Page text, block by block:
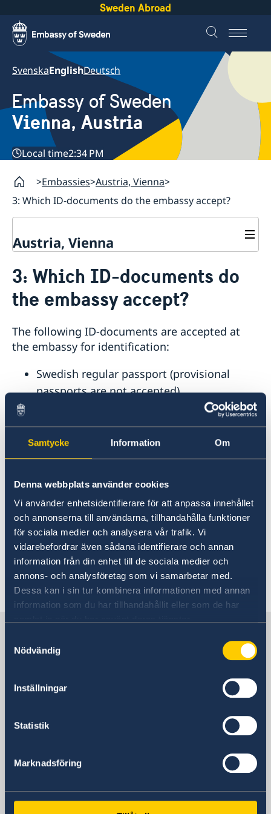
Samtycke Information Om
Denna webbplats använder cookies
Vi använder enhetsidentifierare för att anpassa innehållet
och annonserna till användarna, tillhandahålla funktioner
för sociala medier och analysera vår trafik. Vi
vidarebefordrar även sådana identifierare och annan
information från din enhet till de sociala medier och
annons- och analysföretag som vi samarbetar med.
Dessa kan i sin tur kombinera informationen med annan
information som du har tillhandahållit eller som de har
Nödvändig
Inställningar
Statistik
Marknadsföring
Sweden Abroad
SvenskaEnglishDeutsch
Embassy of Sweden
Vienna, Austria
Local time2:34 PM
Embassies Austria, Vienna
3: Which ID-documents do the embassy accept?
Austria, Vienna
Application for passport and national-ID-card
About us
About the Embassy building "Schwedenhaus"
Vacancies
Data Protection Policy (GDPR)
News & Statements
News
3: Which ID-documents do
the embassy accept?
The following ID-documents are accepted at
the embassy for identification:
Swedish regular passport (provisional
passports are not accepted)
Swedish driving license
Swedish SIS-labeled ID-card
The Swedish Tax Agency's ID-card for
ID-card issued by a Swedish state
authority
Austrian regular passport
Austrian national ID-card
Last updated 18 Mar 2020, 2.13 PM
Visiting address
1090 Vienna
Postal address
Embassy of Sweden
Liechtensteinstrasse 51
1090 Vienna